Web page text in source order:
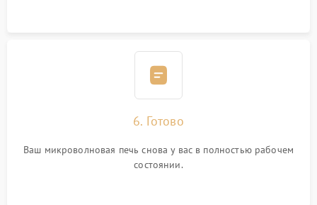
6. Готово
Ваш микроволновая печь снова у вас в полностью рабочем
состоянии.